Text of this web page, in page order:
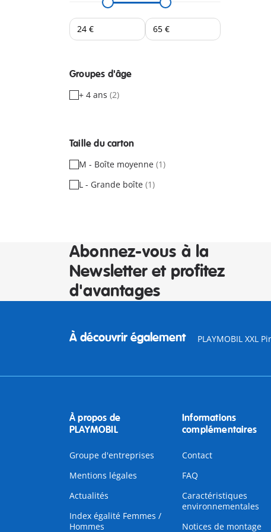
Groupes d'âge
+ 4 ans (2)
Taille du carton
M - Boîte moyenne (1)
L - Grande boîte (1)
Abonnez-vous à la
Newsletter et profitez
d'avantages
À découvrir également PLAYMOBIL XXL
À propos de
PLAYMOBIL
Groupe d'entreprises
Mentions légales
Actualités
Index égalité Femmes /
Hommes
Informations
complémentaires
Contact
FAQ
Caractéristiques
environnementales
Notices de montage